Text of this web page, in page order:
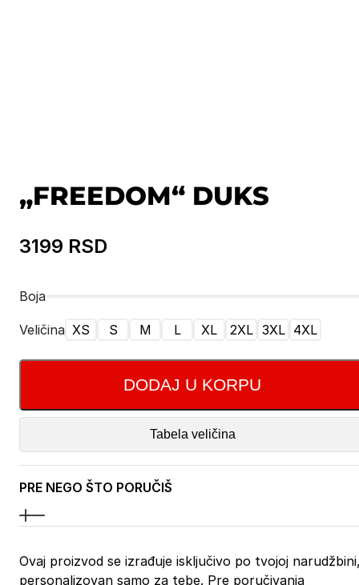
„FREEDOM“ DUKS
3199 RSD
Boja
Veličina XS S M L XL 2XL 3XL 4XL
DODAJ U KORPU
Tabela veličina
PRE NEGO ŠTO PORUČIŠ
Ovaj proizvod se izrađuje isključivo po tvojoj
personalizovan samo za tebe. Pre poručivanja